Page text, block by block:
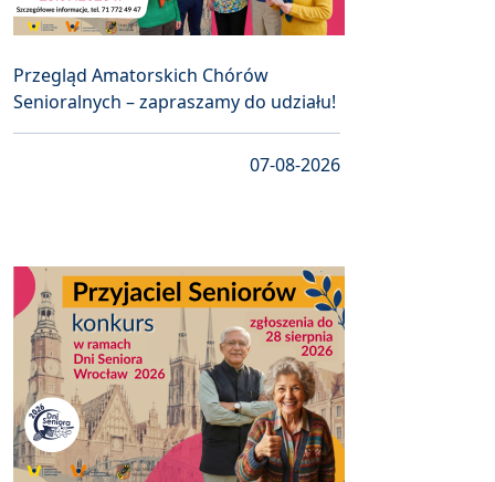
Przegląd Amatorskich Chórów
Senioralnych – zapraszamy do udziału!
07-08-2026